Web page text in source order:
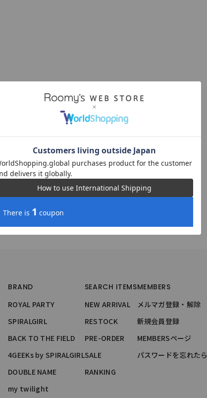
BRAND
ROYAL PARTY
SPIRALGIRL
BACK TO THE FIELD
4GEEKs by SPIRALGIRL
DOUBLE NAME
my twilight
SEARCH ITEMS
NEW ARRIVAL
RESTOCK
PRE-ORDER
SALE
RANKING
MEMBERS
メルマガ登録・解除
新規会員登録
MEMBERSページ
パスワードを忘れたら